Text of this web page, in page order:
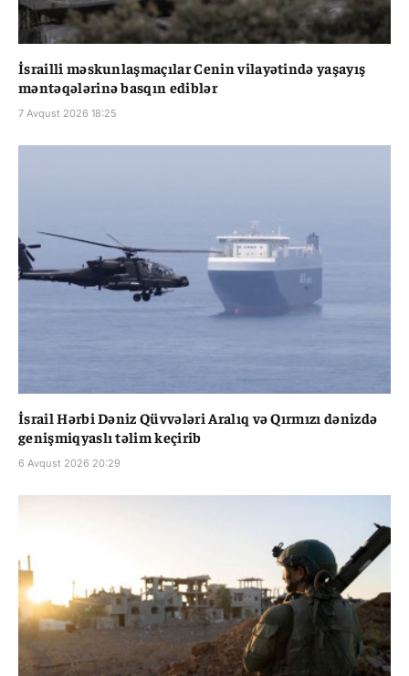
İsrailli məskunlaşmaçılar Cenin vilayətində yaşayış
məntəqələrinə basqın ediblər
7 Avqust 2026 18:25
İsrail Hərbi Dəniz Qüvvələri Aralıq və Qırmızı dənizdə
genişmiqyaslı təlim keçirib
6 Avqust 2026 20:29